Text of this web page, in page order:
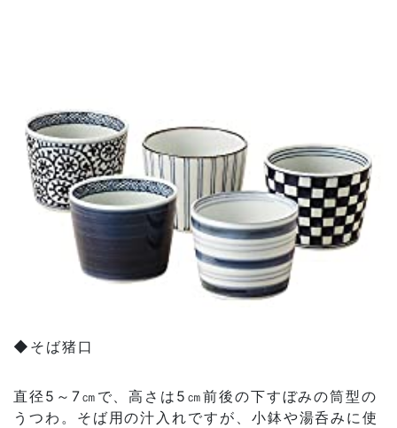
◆そば猪口
直径5～7㎝で、高さは5㎝前後の下すぼみの筒型の
うつわ。そば用の汁入れですが、小鉢や湯呑みに使